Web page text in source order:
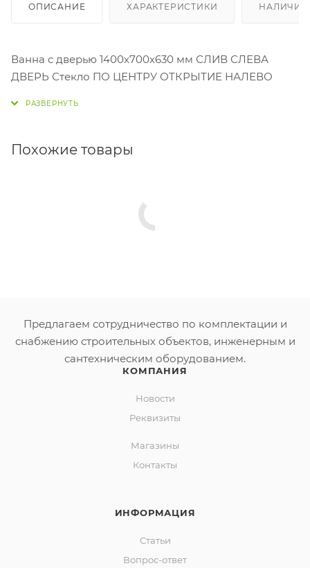
ОПИСАНИЕ ХАРАКТЕРИСТИКИ НАЛИЧИЕ
Ванна с дверью 1400х700х630 мм СЛИВ СЛЕВА
ДВЕРЬ Стекло ПО ЦЕНТРУ ОТКРЫТИЕ НАЛЕВО
Похожие товары
Предлагаем сотрудничество по комплектации и
снабжению строительных объектов, инженерным и
сантехническим оборудованием.
КОМПАНИЯ
Новости
Реквизиты
Магазины
Контакты
ИНФОРМАЦИЯ
Статьи
Вопрос-ответ